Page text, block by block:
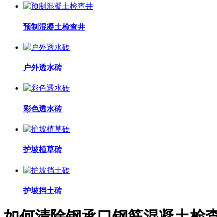
预制混凝土检查井
户外透水砖
彩色透水砖
护坡植草砖
护坡挡土砖